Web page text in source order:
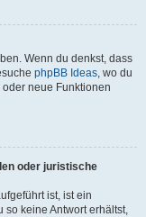
Wenn du denkst, dass
phpBB Ideas, wo du
neue Funktionen
oder juristische
ist, ist ein
so keine Antwort erhältst,